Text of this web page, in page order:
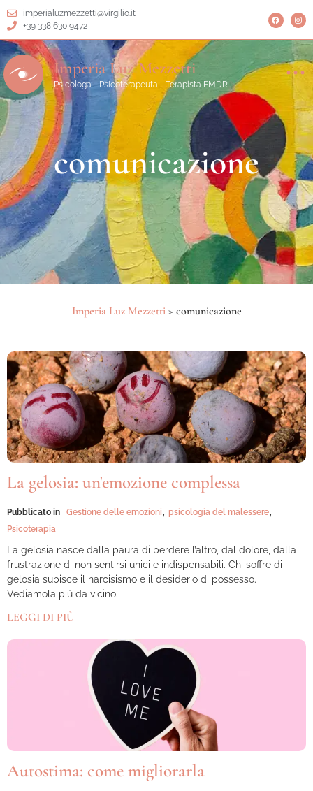
imperialuzmezzetti@virgilio.it
+39 338 630 9472
Imperia Luz Mezzetti
Psicologa - Psicoterapeuta - Terapista EMDR
comunicazione
Imperia Luz Mezzetti> comunicazione
La gelosia: un'emozione complessa
Pubblicato in Gestione delle emozioni, psicologia del malessere,
Psicoterapia
La gelosia nasce dalla paura di perdere l’altro, dal dolore, dalla
frustrazione di non sentirsi unici e indispensabili. Chi soffre di
gelosia subisce il narcisismo e il desiderio di possesso.
Vediamola più da vicino.
LEGGI DI PIÙ
Autostima: come migliorarla